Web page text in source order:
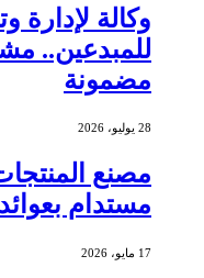
وكالة
للمبدعين..
مضمونة
28 يوليو، 2026
مصنع
مستدام
17 مايو، 2026